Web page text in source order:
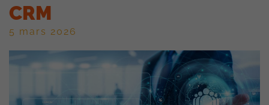
CRM
5 mars 2026